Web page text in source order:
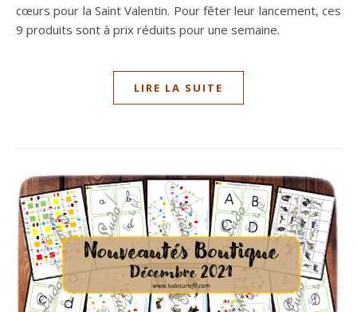
cœurs pour la Saint Valentin. Pour fêter leur lancement, ces
9 produits sont à prix réduits pour une semaine.
LIRE LA SUITE